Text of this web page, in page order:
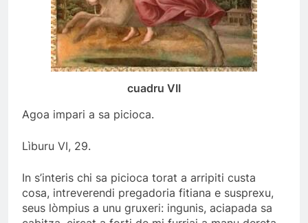
cuadru VII
Agoa impari a sa picioca.
Lìburu VI, 29.
In s’interis chi sa picioca torat a arripiti custa
cosa, intreverendi pregadoria fitiana e susprexu,
seus lòmpius a unu gruxeri: ingunis, aciapada sa